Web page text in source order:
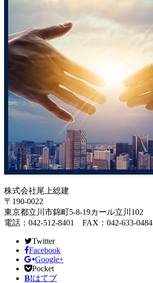
株式会社尾上総建
〒190-0022
東京都立川市錦町5-8-19カール立川102
電話：042-512-8401 FAX：042-633-0484
Twitter
Facebook
Google+
Pocket
B!はてブ